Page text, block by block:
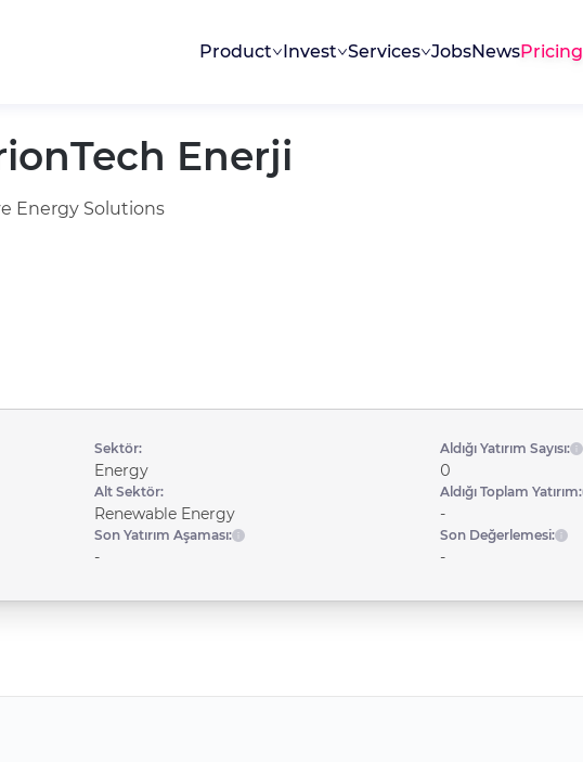
Product Invest Services JobsNewsPricing
Enerji
Energy Solutions
Sektör:
Energy
Alt Sektör:
Renewable Energy
Son Yatırım Aşaması:
-
Aldığı Yatırım Sayısı:
0
Aldığı Toplam Yatırım:
-
Son Değerlemesi:
-